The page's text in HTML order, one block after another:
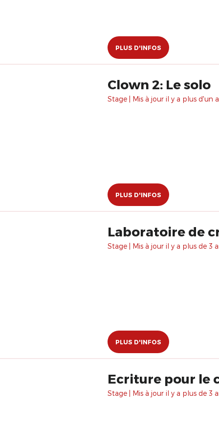
PLUS D'INFOS
Clown 2: Le solo
Stage | Mis à jour il y a plus d'un
PLUS D'INFOS
Laboratoire de
Stage | Mis à jour il y a plus de 3
PLUS D'INFOS
Ecriture pour le
Stage | Mis à jour il y a plus de 3